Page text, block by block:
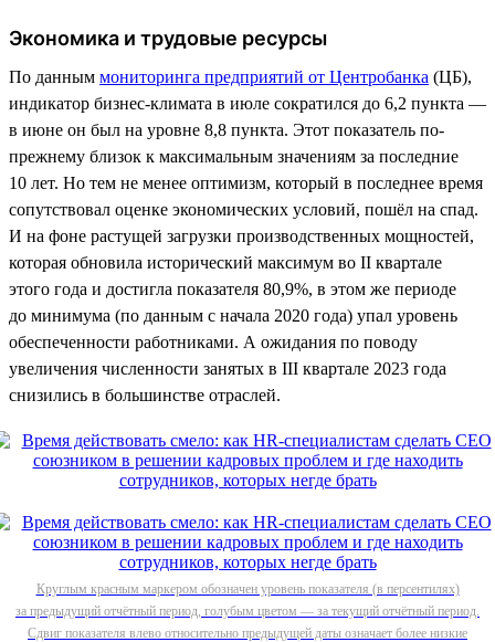
Экономика и трудовые ресурсы
По данным мониторинга предприятий от Центробанка (ЦБ),
индикатор бизнес-климата в июле сократился до 6,2 пункта —
в июне он был на уровне 8,8 пункта. Этот показатель по-
прежнему близок к максимальным значениям за последние
10 лет. Но тем не менее оптимизм, который в последнее время
сопутствовал оценке экономических условий, пошёл на спад.
И на фоне растущей загрузки производственных мощностей,
которая обновила исторический максимум во II квартале
этого года и достигла показателя 80,9%, в этом же периоде
до минимума (по данным с начала 2020 года) упал уровень
обеспеченности работниками. А ожидания по поводу
увеличения численности занятых в III квартале 2023 года
снизились в большинстве отраслей.
Круглым красным маркером обозначен уровень показателя (в персентилях)
за предыдущий отчётный период, голубым цветом — за текущий отчётный период.
Сдвиг показателя влево относительно предыдущей даты означает более низкие